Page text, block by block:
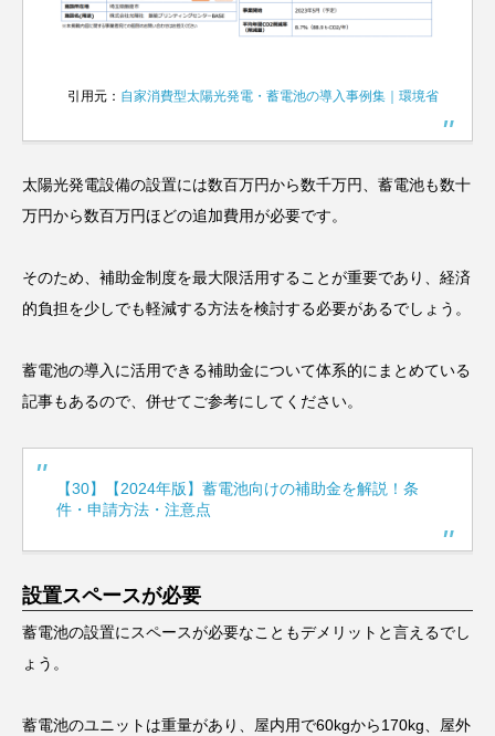
引用元： 自家消費型太陽光発電・蓄電池の導入事例集｜環境省
太陽光発電設備の設置には数百万円から数千万円、蓄電池も数十
万円から数百万円ほどの追加費用が必要です。
そのため、補助金制度を最大限活用することが重要であり、経済
的負担を少しでも軽減する方法を検討する必要があるでしょう。
蓄電池の導入に活用できる補助金について体系的にまとめている
記事もあるので、併せてご参考にしてください。
【30】【2024年版】蓄電池向けの補助金を解説！条
件・申請方法・注意点
設置スペースが必要
蓄電池の設置にスペースが必要なこともデメリットと言えるでし
ょう。
蓄電池のユニットは重量があり、屋内用で60kgから170kg、屋外